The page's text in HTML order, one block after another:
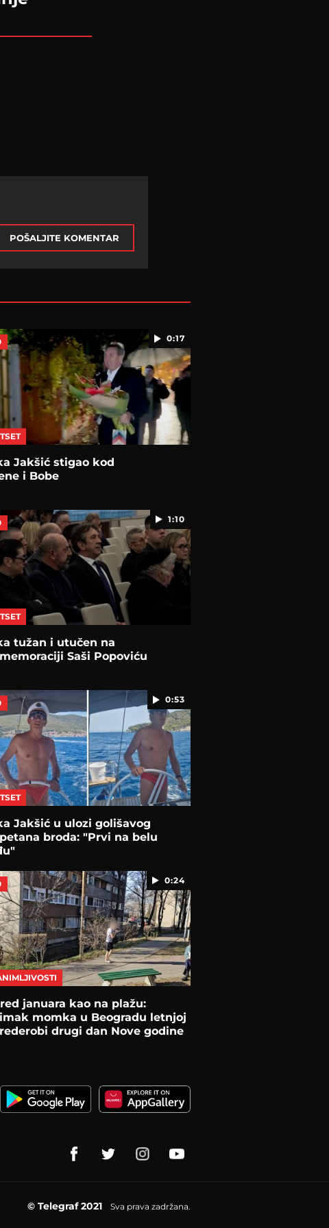
POŠALJITE KOMENTAR
0:17
Jakšić stigao kod
i Bobe
1:10
tužan i utučen na
Saši Popoviću
0:53
Jakšić u ulozi golišavog
broda: "Prvi na belu
0:24
januara kao na plažu:
momka u Beogradu letnjoj
drugi dan Nove godine
© Telegraf 2021 Sva prava zadržana.